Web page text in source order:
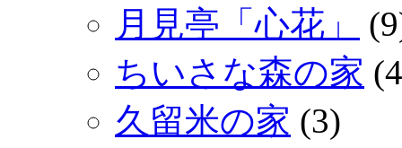
月見亭「心花」
ちいさな森の家
久留米の家 (3)